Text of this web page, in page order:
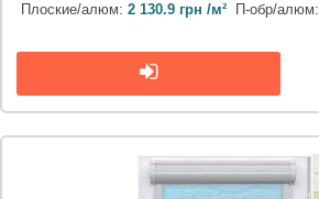
Плоские/алюм: 2 130.9 грн /м² П-обр/алюм: